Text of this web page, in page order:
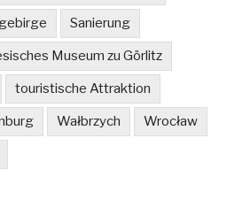
Sanierung
Museum zu Görlitz
touristische Attraktion
Wałbrzych Wrocław